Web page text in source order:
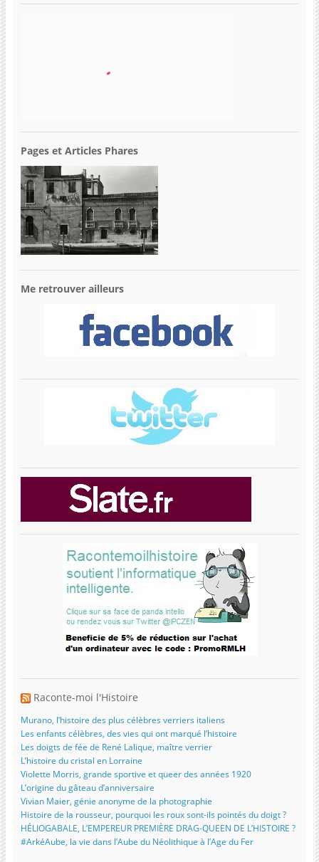
Pages et Articles Phares
Me retrouver ailleurs
Raconte-moi l'Histoire
Murano, l’histoire des plus célèbres verriers italiens
Les enfants célèbres, des vies qui ont marqué l’histoire
Les doigts de fée de René Lalique, maître verrier
L’histoire du cristal en Lorraine
Violette Morris, grande sportive et queer des années 1920
L’origine du gâteau d’anniversaire
Vivian Maier, génie anonyme de la photographie
Histoire de la rousseur, pourquoi les roux sont-ils pointés du doigt ?
HÉLIOGABALE, L’EMPEREUR PREMIÈRE DRAG-QUEEN DE L’HISTOIRE ?
#ArkéAube, la vie dans l’Aube du Néolithique à l’Age du Fer